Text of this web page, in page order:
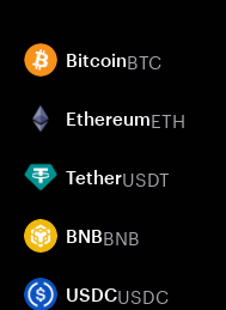
BitcoinBTC
EthereumETH
TetherUSDT
BNBBNB
USDCUSDC